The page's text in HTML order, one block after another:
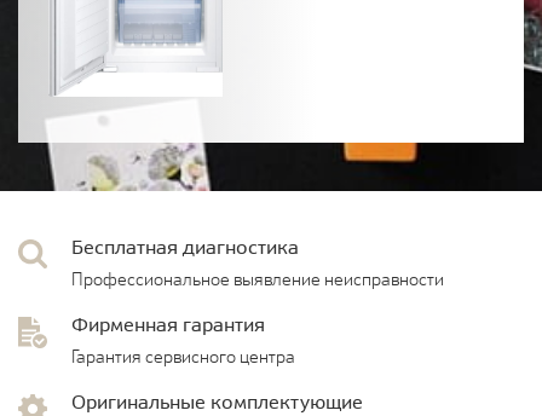
Бесплатная диагностика
Профессиональное выявление неисправности
Фирменная гарантия
Гарантия сервисного центра
Оригинальные комплектующие